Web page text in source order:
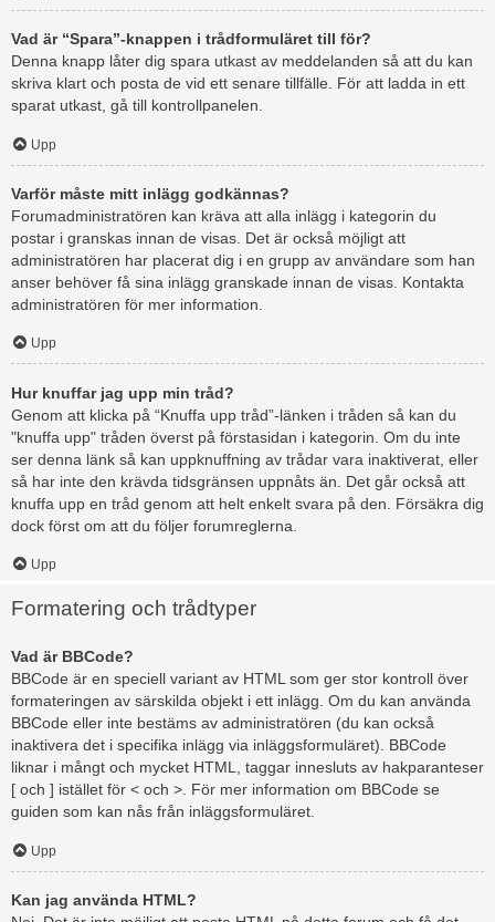
Vad är “Spara”-knappen i trådformuläret till för?
Denna knapp låter dig spara utkast av meddelanden så att du kan
skriva klart och posta de vid ett senare tillfälle. För att ladda in ett
sparat utkast, gå till kontrollpanelen.
Upp
Varför måste mitt inlägg godkännas?
Forumadministratören kan kräva att alla inlägg i kategorin du
postar i granskas innan de visas. Det är också möjligt att
administratören har placerat dig i en grupp av användare som han
anser behöver få sina inlägg granskade innan de visas. Kontakta
administratören för mer information.
Upp
Hur knuffar jag upp min tråd?
Genom att klicka på “Knuffa upp tråd”-länken i tråden så kan du
"knuffa upp" tråden överst på förstasidan i kategorin. Om du inte
ser denna länk så kan uppknuffning av trådar vara inaktiverat, eller
så har inte den krävda tidsgränsen uppnåts än. Det går också att
knuffa upp en tråd genom att helt enkelt svara på den. Försäkra dig
dock först om att du följer forumreglerna.
Upp
Formatering och trådtyper
Vad är BBCode?
BBCode är en speciell variant av HTML som ger stor kontroll över
formateringen av särskilda objekt i ett inlägg. Om du kan använda
BBCode eller inte bestäms av administratören (du kan också
inaktivera det i specifika inlägg via inläggsformuläret). BBCode
liknar i mångt och mycket HTML, taggar innesluts av hakparanteser
[ och ] istället för < och >. För mer information om BBCode se
guiden som kan nås från inläggsformuläret.
Upp
Kan jag använda HTML?